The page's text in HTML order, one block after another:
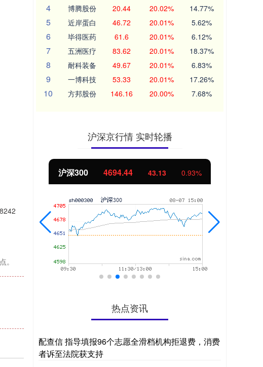
。
4 博腾股份 20.44 20.02% 14.77%
5 近岸蛋白 46.72 20.01% 5.62%
6 毕得医药 61.6 20.01% 6.12%
7 五洲医疗 83.62 20.01% 18.37%
8 耐科装备 49.67 20.01% 6.83%
9 一博科技 53.33 20.01% 17.26%
10 方邦股份 146.16 20.00% 7.68%
沪深京行情 实时轮播
北证50 1134.24 11.37 1.01%
热点资讯
配查信 指导填报96个志愿全滑档机构拒退费，消费
者诉至法院获支持